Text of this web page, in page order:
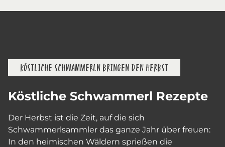
KÖSTLICHE SCHWAMMERLN BRINGEN DEN HERBST
Köstliche Schwammerl Rezepte
Der Herbst ist die Zeit, auf die sich
Schwammerlsammler das ganze Jahr über freuen:
In den heimischen Wäldern sprießen die